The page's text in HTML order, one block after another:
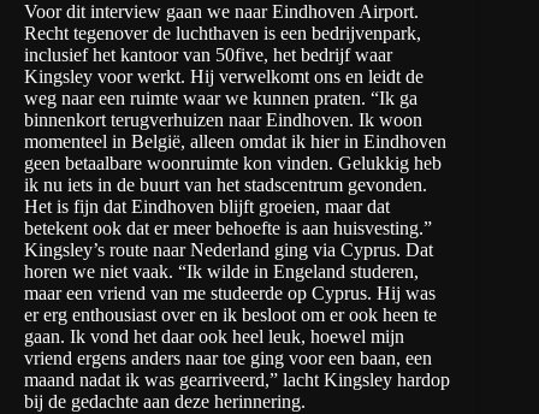
Voor dit interview gaan we naar Eindhoven Airport.
Recht tegenover de luchthaven is een bedrijvenpark,
inclusief het kantoor van 50five, het bedrijf waar
Kingsley voor werkt. Hij verwelkomt ons en leidt de
weg naar een ruimte waar we kunnen praten. “Ik ga
binnenkort terugverhuizen naar Eindhoven. Ik woon
momenteel in België, alleen omdat ik hier in Eindhoven
geen betaalbare woonruimte kon vinden. Gelukkig heb
ik nu iets in de buurt van het stadscentrum gevonden.
Het is fijn dat Eindhoven blijft groeien, maar dat
betekent ook dat er meer behoefte is aan huisvesting.”
Kingsley’s route naar Nederland ging via Cyprus. Dat
horen we niet vaak. “Ik wilde in Engeland studeren,
maar een vriend van me studeerde op Cyprus. Hij was
er erg enthousiast over en ik besloot om er ook heen te
gaan. Ik vond het daar ook heel leuk, hoewel mijn
vriend ergens anders naar toe ging voor een baan, een
maand nadat ik was gearriveerd,” lacht Kingsley hardop
bij de gedachte aan deze herinnering.